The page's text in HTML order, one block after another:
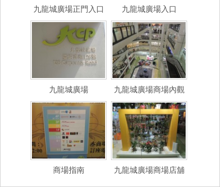
九龍城廣場正門入口 九龍城廣場入口
九龍城廣場 九龍城廣場商場內觀
商場指南 九龍城廣場商場店舖